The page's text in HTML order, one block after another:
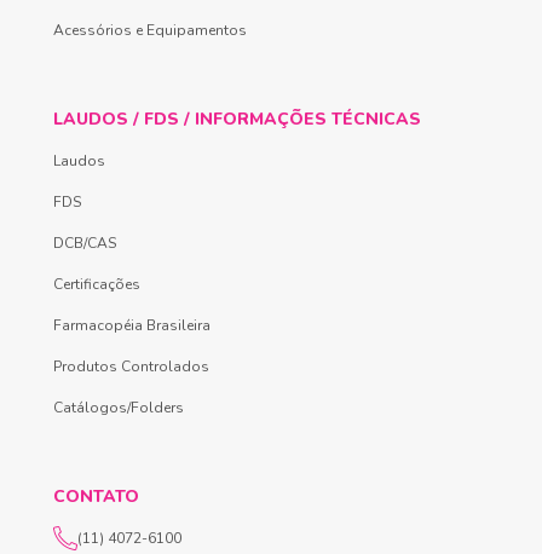
Acessórios e Equipamentos
LAUDOS / FDS / INFORMAÇÕES TÉCNICAS
Laudos
FDS
DCB/CAS
Certificações
Farmacopéia Brasileira
Produtos Controlados
Catálogos/Folders
CONTATO
(11) 4072-6100